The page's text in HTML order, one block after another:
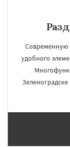
Современную
удобного